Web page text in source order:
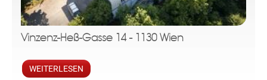
Vinzenz-Heß-Gasse 14 - 1130 Wien
WEITERLESEN